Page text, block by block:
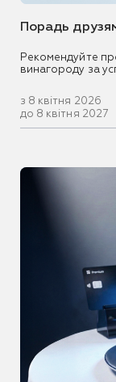
Порадь
Рекомендуйте
винагороду за
з 8 квітня 2026
до 8 квітня 2027